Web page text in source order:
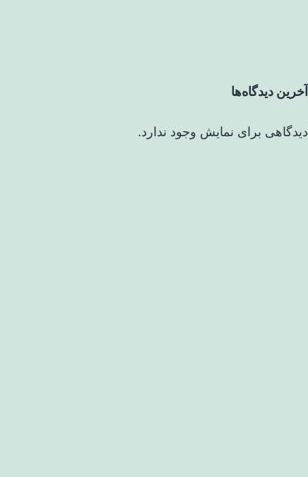
آخرین دیدگاه‌ها
دیدگاهی برای نمایش وجود ندارد.